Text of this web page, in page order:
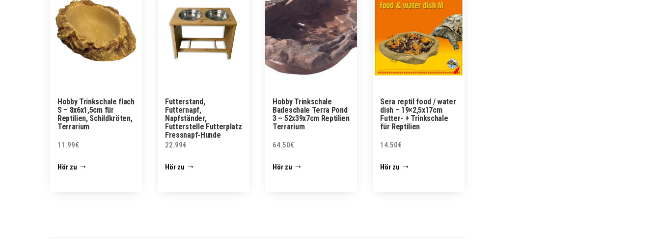
Hobby Trinkschale flach
S – 8x6x1,5cm für
Reptilien, Schildkröten,
Terrarium
11.99€
Hör zu
Futterstand,
Futternapf,
Napfständer,
Futterstelle Futterplatz
Fressnapf-Hunde
22.99€
Hör zu
Hobby Trinkschale
Badeschale Terra Pond
3 – 52x39x7cm Reptilien
Terrarium
64.50€
Hör zu
Sera reptil food / water
dish – 19×2,5x17cm
Futter- + Trinkschale
für Reptilien
14.50€
Hör zu